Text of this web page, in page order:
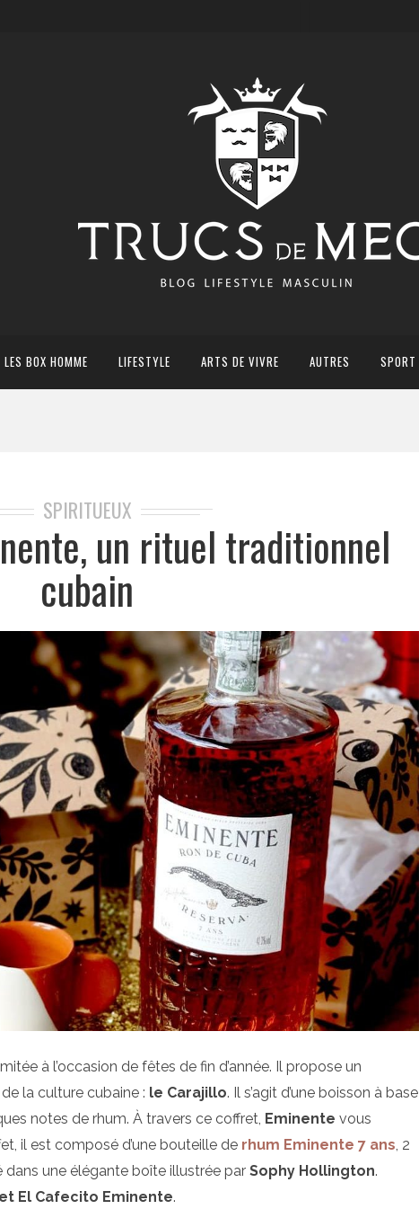
LES BOX HOMME LIFESTYLE ARTS DE VIVRE AUTRES SPORT
SPIRITUEUX
un rituel traditionnel
cubain
à l’occasion de fêtes de fin d’année. Il propose un
la culture cubaine : le Carajillo. Il s’agit d’une boisson à base
notes de rhum. À travers ce coffret, Eminente vous
il est composé d’une bouteille de rhum Eminente 7 ans, 2
une élégante boîte illustrée par Sophy Hollington.
El Cafecito Eminente.